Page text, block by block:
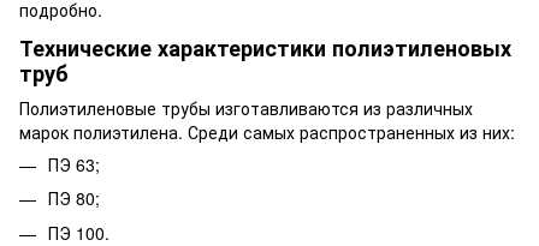
подробно.
Технические характеристики полиэтиленовых
труб
Полиэтиленовые трубы изготавливаются из различных
марок полиэтилена. Среди самых распространенных из них:
ПЭ 63;
ПЭ 80;
ПЭ 100.